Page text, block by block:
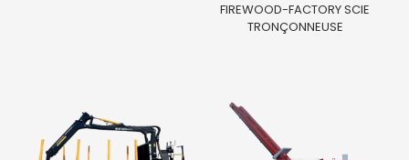
FIREWOOD-FACTORY SCIE
TRONÇONNEUSE